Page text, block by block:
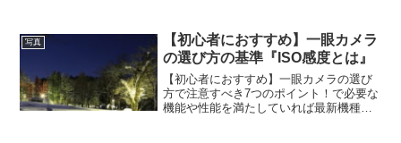
っかり写真の中に納まるように意識し
て...
写真
【初心者におすすめ】一眼カメラ
の選び方の基準『ISO感度とは』
【初心者におすすめ】一眼カメラの選び
方で注意すべき7つのポイント！で必要な
機能や性能を満たしていれば最新機種に